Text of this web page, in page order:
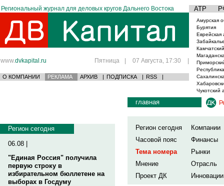
Региональный журнал для деловых кругов Дальнего Востока АТР
www.dvkapital.ru Пятница | 07 Августа, 17:30 |
О КОМПАНИИ РЕКЛАМА АРХИВ | ПОДПИСКА | RSS |
Амурская
Бурятия
Еврейская
Чукотский
Регион сегодня
06.08 |
"Единая Россия" получила
первую строку в
избирательном бюллетене на
выборах в Госдуму
главная
Регион сегодня
Компании
Часовой пояс
Финансы
Тема номера
Рынки
Мнение
Отрасль
Проект ДК
Инновации